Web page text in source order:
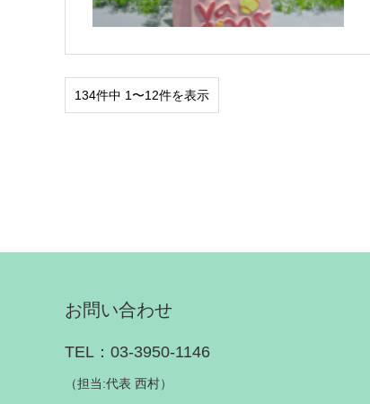
134件中 1〜12件を表示
お問い合わせ
TEL：03-3950-1146
（担当:代表 西村）